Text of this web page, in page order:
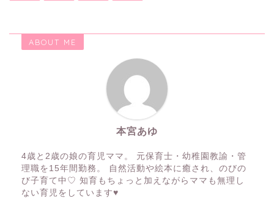
ABOUT ME
本宮あゆ
4歳と2歳の娘の育児ママ。 元保育士・幼稚園教諭・管
理職を15年間勤務。 自然活動や絵本に癒され、のびの
び子育て中♡ 知育もちょっと加えながらママも無理し
ない育児をしています♥